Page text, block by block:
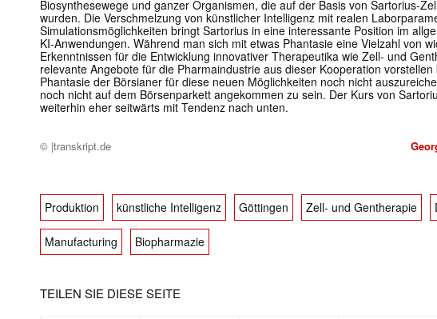
Biosynthesewege und ganzer Organismen, die auf der Basis von Sartorius-
wurden. Die Verschmelzung von künstlicher Intelligenz mit realen
Simulationsmöglichkeiten bringt Sartorius in eine interessante Position im
KI-Anwendungen. Während man sich mit etwas Phantasie eine Vielzahl von
Erkenntnissen für die Entwicklung innovativer Therapeutika wie Zell- und
relevante Angebote für die Pharmaindustrie aus dieser Kooperation
Phantasie der Börsianer für diese neuen Möglichkeiten noch nicht
noch nicht auf dem Börsenparkett angekommen zu sein. Der Kurs von
weiterhin eher seitwärts mit Tendenz nach unten.
© |transkript.de
Produktion künstliche Intelligenz Göttingen Zell- und Gentherapie
Manufacturing Biopharmazie
TEILEN SIE DIESE SEITE